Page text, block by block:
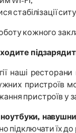
Wi-Fi,
стабілізації
кожного
наші
пристроїв
пристроїв у
підключати їх до